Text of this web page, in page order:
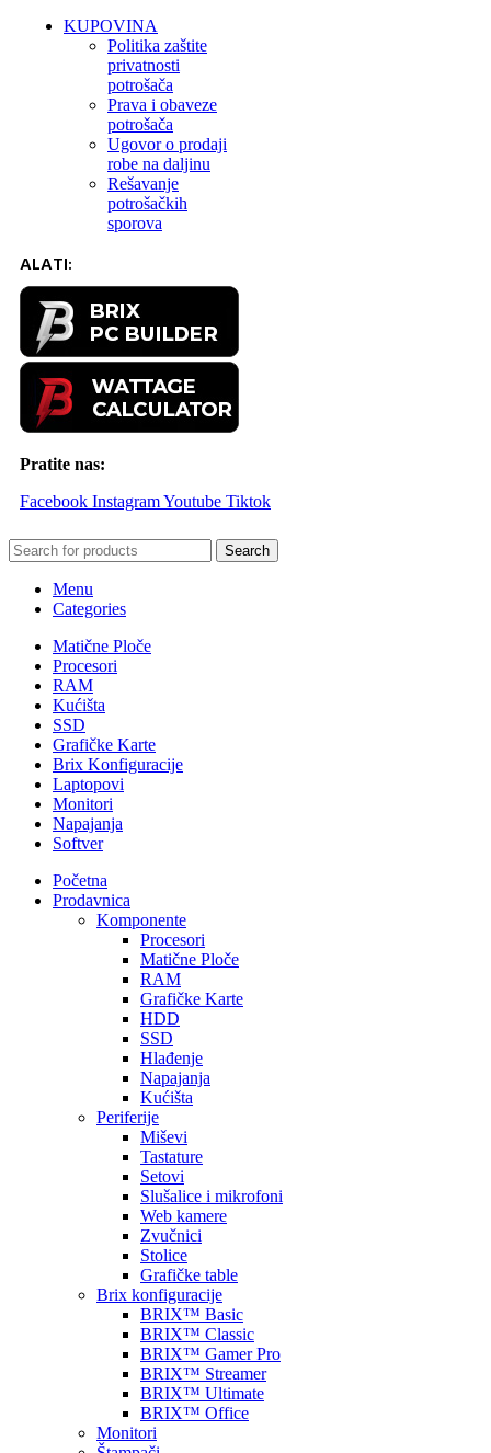
KUPOVINA
Politika zaštite
privatnosti
potrošača
Prava i obaveze
potrošača
Ugovor o prodaji
robe na daljinu
Rešavanje
potrošačkih
sporova
ALATI:
Pratite nas:
Facebook InstagramYoutube Tiktok
Search
Menu
Categories
Matične Ploče
Procesori
RAM
Kućišta
SSD
Grafičke Karte
Brix Konfiguracije
Laptopovi
Monitori
Napajanja
Softver
Početna
Prodavnica
Komponente
Procesori
Matične Ploče
RAM
Grafičke Karte
HDD
SSD
Hlađenje
Napajanja
Kućišta
Periferije
Miševi
Tastature
Setovi
Slušalice i mikrofoni
Web kamere
Zvučnici
Stolice
Grafičke table
Brix konfiguracije
BRIX™ Basic
BRIX™ Classic
BRIX™ Gamer Pro
BRIX™ Streamer
BRIX™ Ultimate
BRIX™ Office
Monitori